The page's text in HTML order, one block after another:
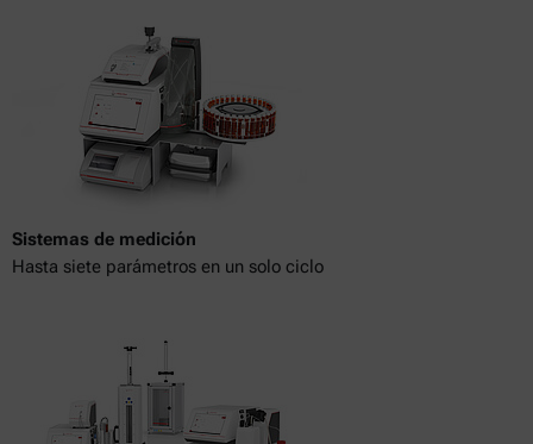
Sistemas de medición
Hasta siete parámetros en un solo ciclo